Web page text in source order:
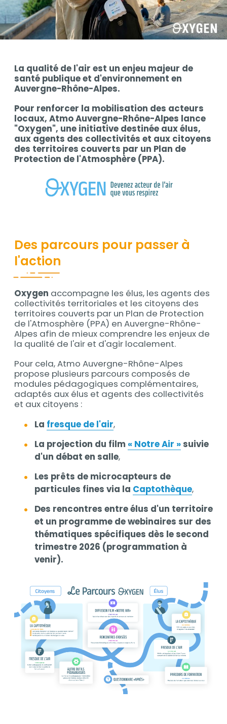
Contenu
La qualité de l'air est un enjeu majeur de
santé publique et d'environnement en
Auvergne-Rhône-Alpes.
Pour renforcer la mobilisation des acteurs
locaux, Atmo Auvergne-Rhône-Alpes lance
"Oxygen", une initiative destinée aux élus,
aux agents des collectivités et aux citoyens
des territoires couverts par un Plan de
Protection de l'Atmosphère (PPA).
Des parcours pour passer à
l'action
Contenu
Oxygen accompagne les élus, les agents des
collectivités territoriales et les citoyens des
territoires couverts par un Plan de Protection
de l'Atmosphère (PPA) en Auvergne-Rhône-
Alpes afin de mieux comprendre les enjeux de
la qualité de l'air et d'agir localement.
Pour cela, Atmo Auvergne-Rhône-Alpes
propose plusieurs parcours composés de
modules pédagogiques complémentaires,
adaptés aux élus et agents des collectivités
et aux citoyens :
La fresque de l'air,
La projection du film « Notre Air »suivie
d'un débat en salle,
Les prêts de microcapteurs de
particules fines via la Captothèque,
Des rencontres entre élus d'un territoire
et un programme de webinaires sur des
thématiques spécifiques dès le second
trimestre 2026 (programmation à
venir).